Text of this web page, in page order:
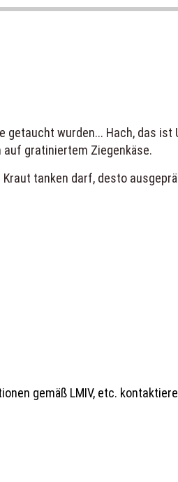
wurden... Hach, das
gratiniertem Ziegenkäse.
tanken darf, desto
gemäß LMIV, etc.